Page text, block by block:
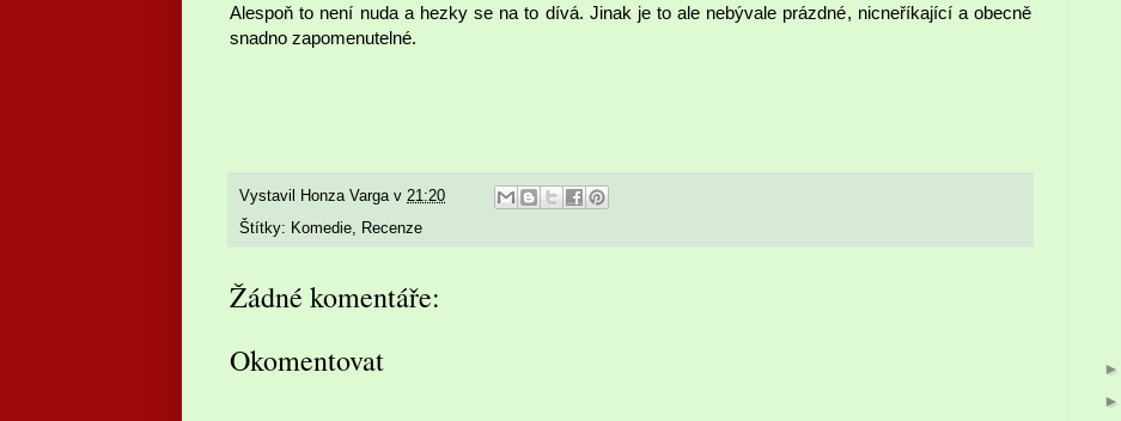
Alespoň to není nuda a hezky se na to dívá. Jinak je to ale nebývale prázdné, nicneříkající a obecně
snadno zapomenutelné.
Vystavil Honza Varga v 21:20
Štítky: Komedie, Recenze
Žádné komentáře:
Okomentovat
►
►